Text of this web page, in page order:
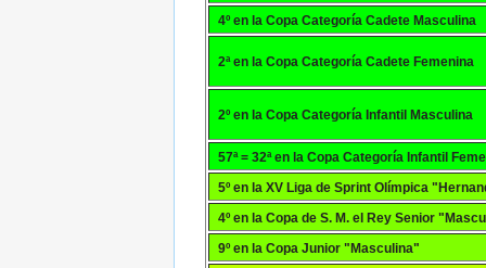
4º en la Copa Categoría Cadete Masculina
2ª en la Copa Categoría Cadete Femenina
2º en la Copa Categoría Infantil Masculina
57ª = 32ª en la Copa Categoría Infantil
5º en la XV Liga de Sprint Olímpica
4º en la Copa de S. M. el Rey Senior
9º en la Copa Junior "Masculina"